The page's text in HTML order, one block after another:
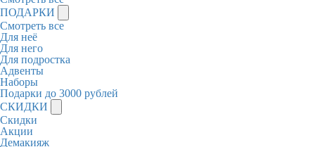
ПОДАРКИ
Смотреть все
Для неё
Для него
Для подростка
Адвенты
Наборы
Подарки до 3000 рублей
СКИДКИ
Скидки
Акции
Демакияж